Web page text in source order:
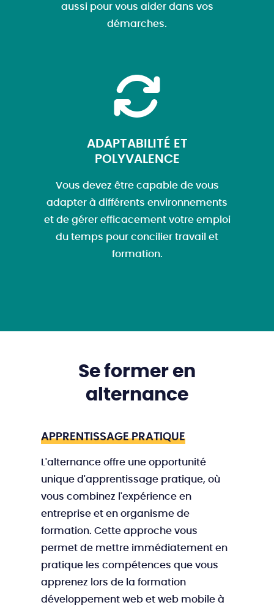
aussi pour vous aider dans vos
démarches.
ADAPTABILITÉ ET
POLYVALENCE
Vous devez être capable de vous
adapter à différents environnements
et de gérer efficacement votre emploi
du temps pour concilier travail et
formation.
Se former en
alternance
APPRENTISSAGE PRATIQUE
L'alternance offre une opportunité
unique d'apprentissage pratique, où
vous combinez l'expérience en
entreprise et en organisme de
formation. Cette approche vous
permet de mettre immédiatement en
pratique les compétences que vous
apprenez lors de la formation
développement web et web mobile à